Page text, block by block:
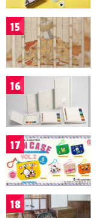
15
16
17
18